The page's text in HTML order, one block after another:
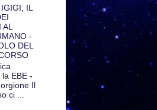
IL
-
DEL
EBE -
Il
ci ...